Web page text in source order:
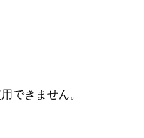
できません。